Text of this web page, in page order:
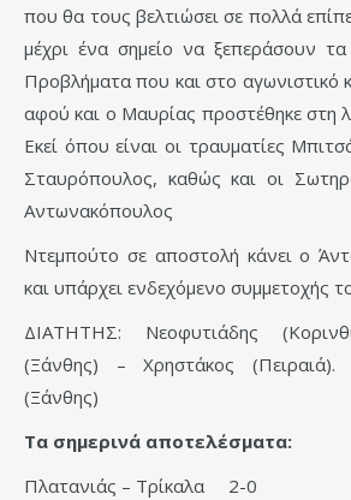
που θα τους βελτιώσει σε πολλά
μέχρι ένα σημείο να ξεπεράσουν
Προβλήματα που και στο αγωνιστικό
αφού και ο Μαυρίας προστέθηκε στη
Εκεί όπου είναι οι τραυματίες
Σταυρόπουλος, καθώς και οι
Αντωνακόπουλος
Ντεμπούτο σε αποστολή κάνει ο
και υπάρχει ενδεχόμενο συμμετοχής
ΔΙΑΤΗΤΗΣ: Νεοφυτιάδης
(Ξάνθης) – Χρηστάκος (Πειραιά).
(Ξάνθης)
Τα σημερινά αποτελέσματα:
Πλατανιάς – Τρίκαλα 2-0